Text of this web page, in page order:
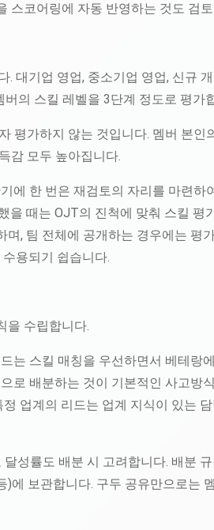
스코어링에 자동 반영하는 것도 검
대기업 영업, 중소기업 영업, 신규
의 스킬 레벨을 3단계 정도로 평가
평가하지 않는 것입니다. 멤버 본인
감 모두 높아집니다.
에 한 번은 재검토의 자리를 마련하
을 때는 OJT의 진척에 맞춰 스킬 평
, 팀 전체에 공개하는 경우에는 평
용되기 쉽습니다.
을 수립합니다.
는 스킬 매칭을 우선하면서 베테랑
로 배분하는 것이 기본적인 사고방
업계의 리드는 업계 지식이 있는
성률도 배분 시 고려합니다. 배분
)에 보관합니다. 구두 공유만으로는